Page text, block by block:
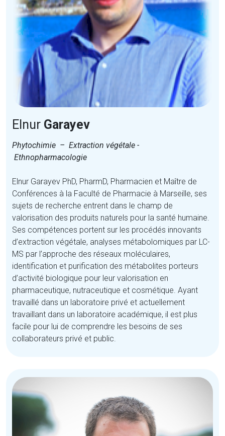
Elnur Garayev
Phytochimie – Extraction végétale -
Ethnopharmacologie
Elnur Garayev PhD, PharmD, Pharmacien et Maître de
Conférences à la Faculté de Pharmacie à Marseille, ses
sujets de recherche entrent dans le champ de
valorisation des produits naturels pour la santé humaine.
Ses compétences portent sur les procédés innovants
d’extraction végétale, analyses métabolomiques par LC-
MS par l’approche des réseaux moléculaires,
identification et purification des métabolites porteurs
d’activité biologique pour leur valorisation en
pharmaceutique, nutraceutique et cosmétique. Ayant
travaillé dans un laboratoire privé et actuellement
travaillant dans un laboratoire académique, il est plus
facile pour lui de comprendre les besoins de ses
collaborateurs privé et public.